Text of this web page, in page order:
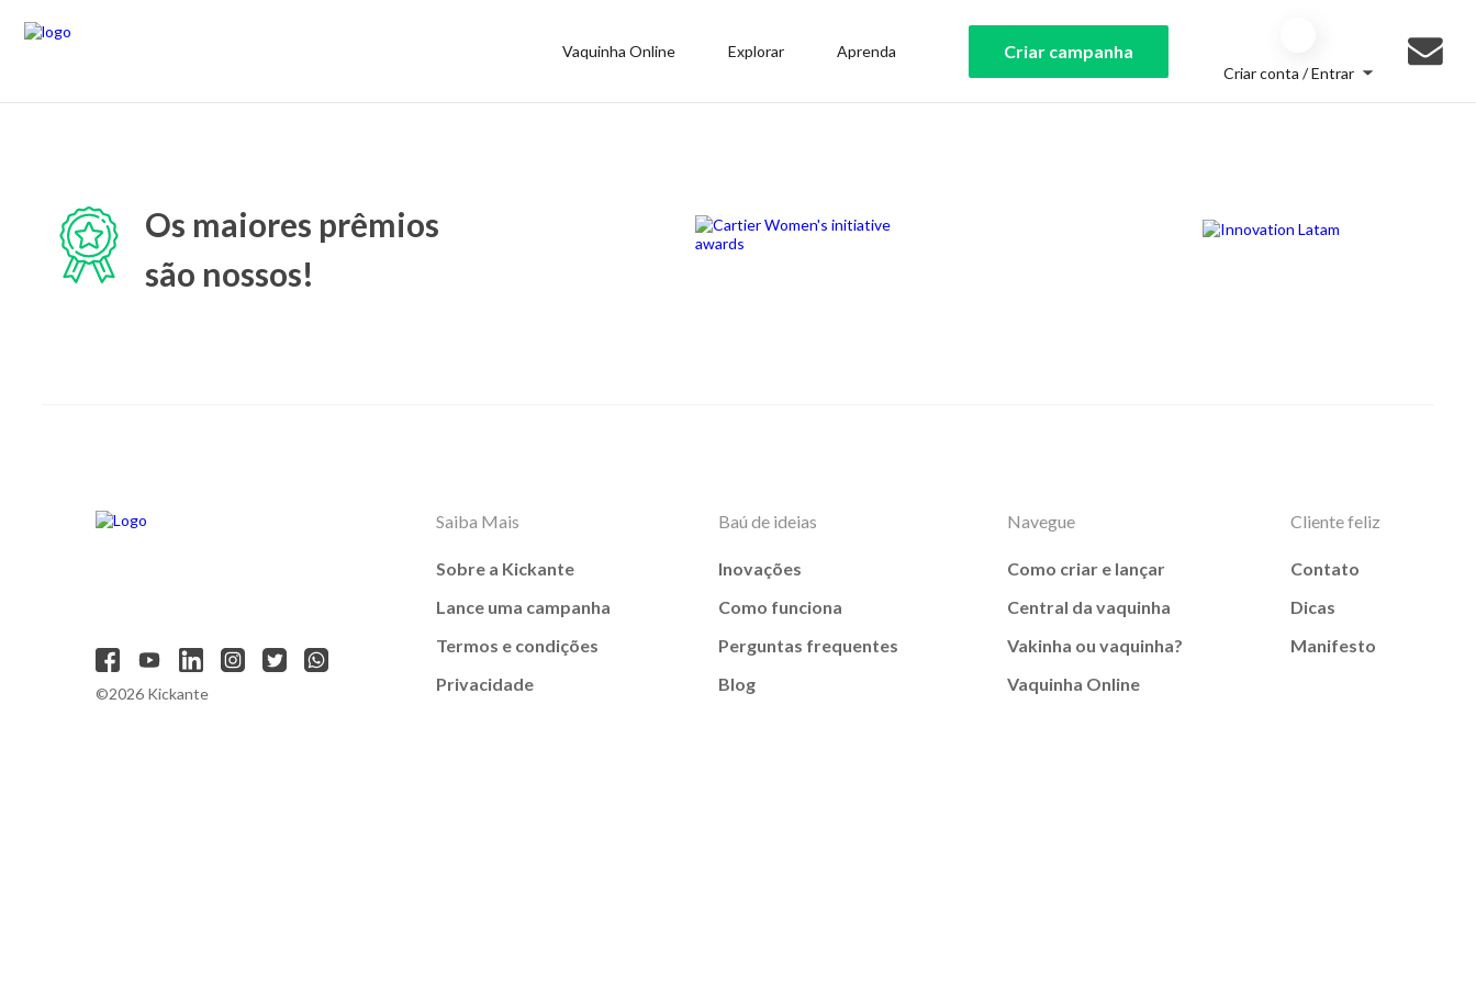
Vaquinha Online Explorar Aprenda Criar campanha
Criar conta / Entrar
Os maiores prêmios
são nossos!
©2026 Kickante
Saiba Mais
Sobre a Kickante
Lance uma campanha
Termos e condições
Privacidade
Baú de ideias
Inovações
Como funciona
Perguntas frequentes
Blog
Navegue
Como criar e lançar
Central da vaquinha
Vakinha ou vaquinha?
Vaquinha Online
Cliente feliz
Contato
Dicas
Manifesto